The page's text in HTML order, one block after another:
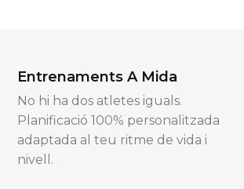
Entrenaments A Mida
No hi ha dos atletes iguals.
Planificació 100% personalitzada
adaptada al teu ritme de vida i
nivell.